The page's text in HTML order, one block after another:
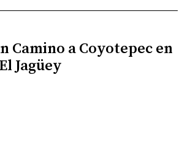
Camino a Coyotepec en
Jagüey